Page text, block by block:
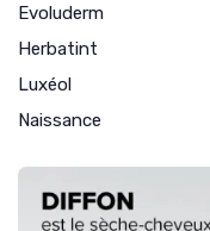
Evoluderm
Herbatint
Luxéol
Naissance